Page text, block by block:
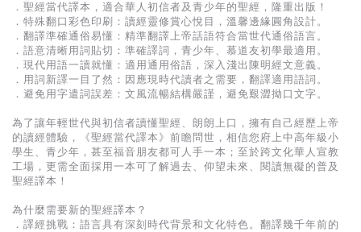
．聖經當代譯本，適合華人初信者及青少年的聖經，隆重出版！
．特殊翻口彩色印刷：讀經靈修賞心悅目，溫馨邊緣圓角設計。
．翻譯準確通俗易懂：精準翻譯上帝話語符合當世代通俗語言。
．語意清晰用詞貼切：準確譯詞，青少年、慕道友初學最適用。
．現代用語一讀就懂：適用通用俗語，深入淺出陳明經文意義。
．用詞新譯一目了然：因應現時代讀者之需要，翻譯適用語詞。
．避免用字遣詞誤差：文風流暢結構嚴謹，避免艱澀拗口文字。
為了讓年輕世代與初信者讀懂聖經、朗朗上口，擁有自己經歷上帝
的讀經體驗，《聖經當代譯本》前瞻問世，相信您府上中高年級小
學生、青少年，甚至福音朋友都可人手一本；至於跨文化華人宣教
工場，更需全面採用一本可了解過去、仰望未來、閱讀無礙的普及
聖經譯本！
為什麼需要新的聖經譯本？
．譯經挑戰：語言具有深刻時代背景和文化特色。翻譯幾千年前的